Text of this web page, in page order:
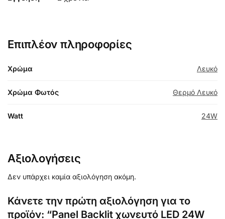
Επιπλέον πληροφορίες
Χρώμα Λευκό
Χρώμα Φωτός Θερμό Λευκό
Watt 24W
Αξιολογήσεις
Δεν υπάρχει καμία αξιολόγηση ακόμη.
Κάνετε την πρώτη αξιολόγηση για το
προϊόν: “Panel Backlit χωνευτό LED 24W